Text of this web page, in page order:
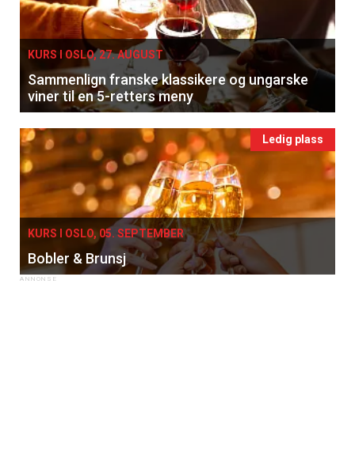
KURS I OSLO, 27. AUGUST
Sammenlign franske klassikere og ungarske
viner til en 5-retters meny
Ledig plass
KURS I OSLO, 05. SEPTEMBER
Bobler & Brunsj